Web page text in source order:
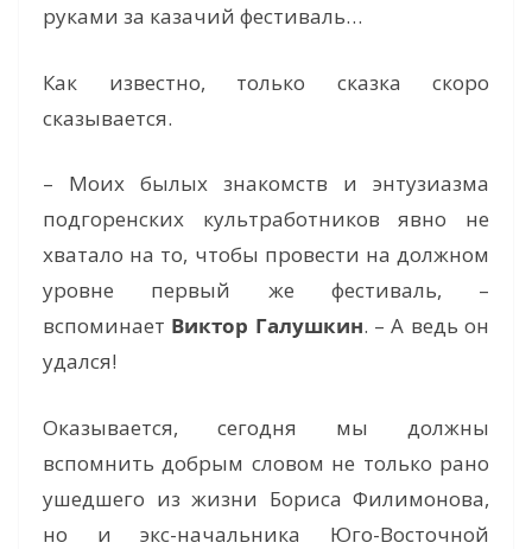
руками за казачий фестиваль…
Как известно, только сказка скоро
сказывается.
– Моих былых знакомств и энтузиазма
подгоренских культработников явно не
хватало на то, чтобы провести на должном
уровне первый же фестиваль, –
вспоминает Виктор Галушкин. – А ведь он
удался!
Оказывается, сегодня мы должны
вспомнить добрым словом не только рано
ушедшего из жизни Бориса Филимонова,
но и экс-начальника Юго-Восточной